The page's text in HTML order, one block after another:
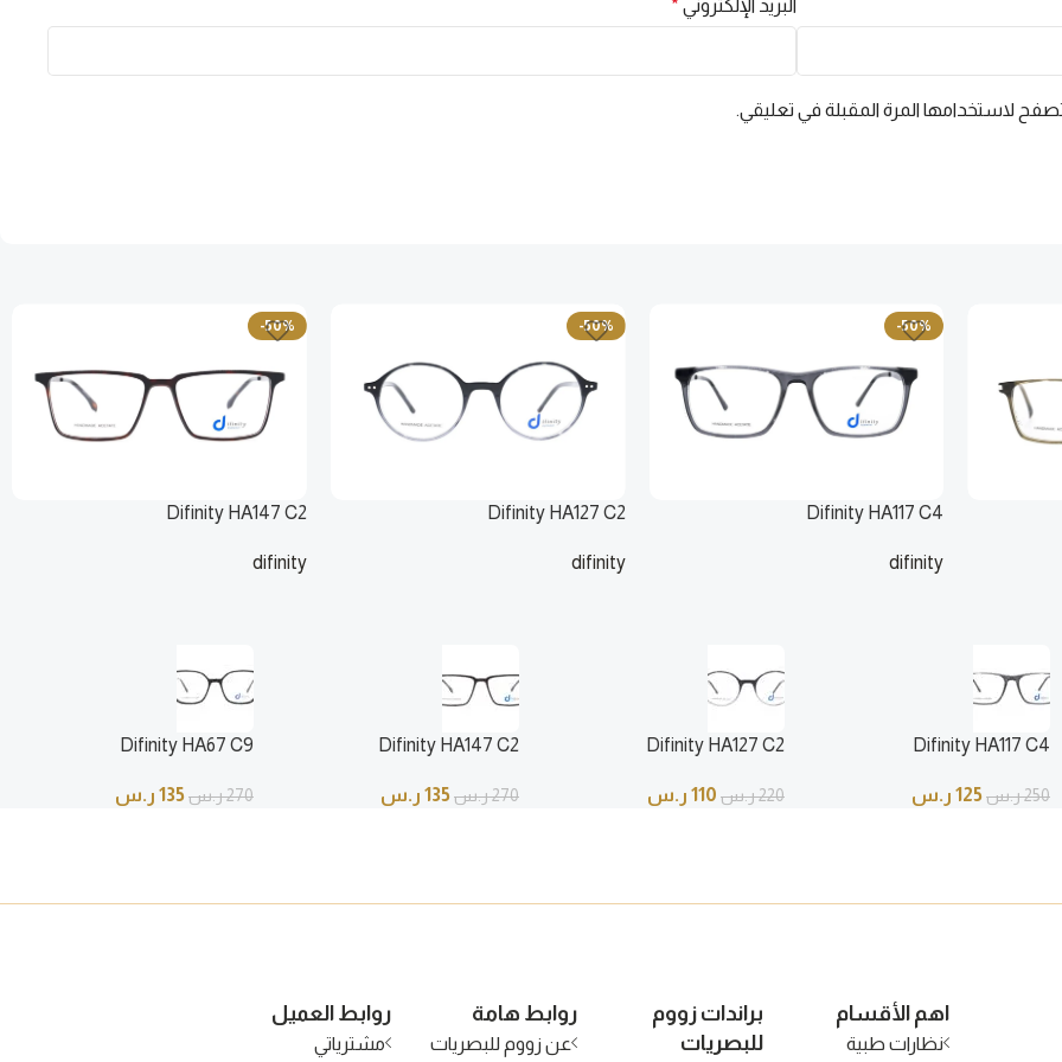
البريد الإلكتروني *
لاستخدامها المرة المقبلة في تعليقي.
-50%
Difinity HA117 C4
difinity
-50%
Difinity HA127 C2
difinity
-50%
Difinity HA147 C2
difinity
Difinity HA117 C4
250ر.س125 ر.س
Difinity HA127 C2
220ر.س 110 ر.س
Difinity HA147 C2
270ر.س135 ر.س
Difinity HA67 C9
270ر.س135 ر.س
اهم الأقسام
نظارات طبية
براندات زووم
للبصريات
روابط هامة
عن زووم للبصريات
روابط العميل
مشترياتي
✕ إغلاق